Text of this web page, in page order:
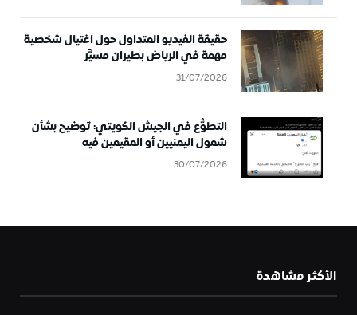
حقيقة الفيديو المتداول حول اغتيال شخصية
مهمة في الرياض بطيران مسيَّر
31/07/2026
التطوُّع في الجيش الكويتي: توضيح بشأن
شمول اليمنيين أو المقيمين فيه
30/07/2026
الأكثر مشاهدة